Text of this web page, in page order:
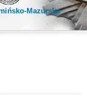
Mazurska